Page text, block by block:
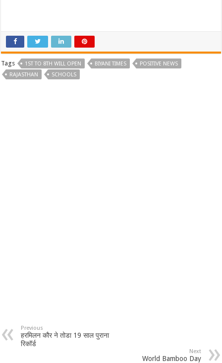
Tags 1ST TO 8TH WILL OPEN BIYANI TIMES
POSITIVE NEWS
RAJASTHAN
SCHOOLS
Previous
हरमिलन कौर ने तोडा 19 साल पुराना
रिकॉर्ड
Next
World Bamboo Day